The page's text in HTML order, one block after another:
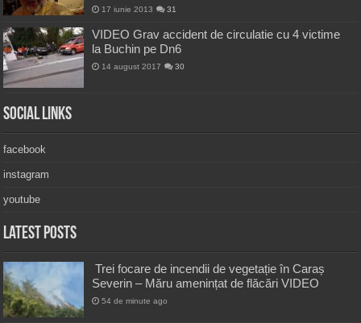
17 iunie 2013 31
VIDEO Grav accident de circulatie cu 4 victime
la Buchin pe Dn6
14 august 2017 30
Social Links
facebook
instagram
youtube
Latest Posts
Trei focare de incendii de vegetație în Caraș
Severin – Măru amenințat de flăcări VIDEO
54 de minute ago